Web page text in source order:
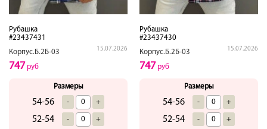
Рубашка
#23437431
Корпус.Б.2Б-03
15.07.2026
747 руб
Размеры
54-56 - +
52-54 - +
Рубашка
#23437430
Корпус.Б.2Б-03
15.07.2026
747 руб
Размеры
54-56 - +
52-54 - +